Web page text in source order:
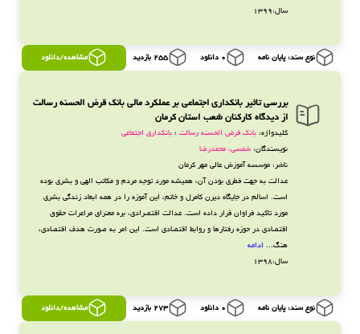
سال:1399
نوع سند: پایان نامه 0 دانلود 255 بازدید مشاهده/دانلود
بررسی تاثیر بانکداری اجتماعی بر عملکرد مالی بانک قرض الحسنه رسالت
از دیدگاه کارکنان شعب استان کرمان
کلیدواژه: بانک قرض الحسنه رسالت ؛ بانکداری اجتماعی
نویسندگان: شمسی، محمدرضا
ناشر: موسسه آموزش عالی مهر کرمان
عدالت به جهت فطري بودن آن، هميشه مورد توجه مردم و مكاتب الهي و بشري بوده
است. اسالم در جايگاه ديرن كامرل و خاتم، اين آموزه را در همه ابعاد زندگي بشري
مورد تاكيد فراوان قرار داده است. عدالت اقتصرادي، بره معنراي مراعرات حقوق
اقتصادي در حوزه رفتارها و روابط اقتصادي است. اين امر به صورت هدف اقتصادي،
هنگ... ادامه
سال:1398
نوع سند: پایان نامه 0 دانلود 273 بازدید مشاهده/دانلود